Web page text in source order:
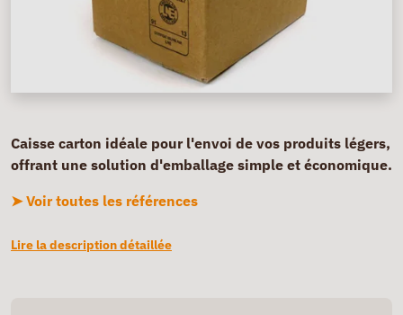
Caisse carton idéale pour l'envoi de vos produits légers,
offrant une solution d'emballage simple et économique.
➤ Voir toutes les références
Lire la description détaillée